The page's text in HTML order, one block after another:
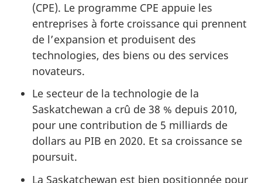
(CPE). Le programme CPE appuie les
entreprises à forte croissance qui prennent
de l’expansion et produisent des
technologies, des biens ou des services
novateurs.
Le secteur de la technologie de la
Saskatchewan a crû de 38 % depuis 2010,
pour une contribution de 5 milliards de
dollars au PIB en 2020. Et sa croissance se
poursuit.
La Saskatchewan est bien positionnée pour